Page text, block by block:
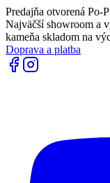
Predajňa otvorená Po-
Najväčší showroom a
kameňa skladom na
Doprava a platba